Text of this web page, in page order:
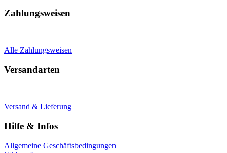
Zahlungsweisen
Alle Zahlungsweisen
Versandarten
Versand & Lieferung
Hilfe & Infos
Allgemeine Geschäftsbedingungen